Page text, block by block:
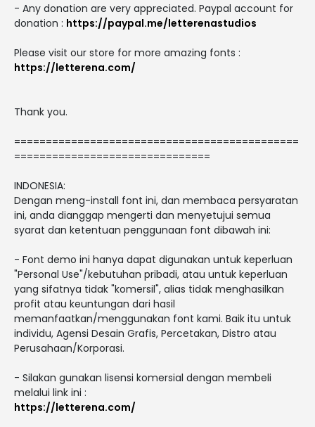
- Any donation are very appreciated. Paypal account for
donation : https://paypal.me/letterenastudios
Please visit our store for more amazing fonts :
https://letterena.com/
Thank you.
=============================================
===============================
INDONESIA:
Dengan meng-install font ini, dan membaca persyaratan
ini, anda dianggap mengerti dan menyetujui semua
syarat dan ketentuan penggunaan font dibawah ini:
- Font demo ini hanya dapat digunakan untuk keperluan
"Personal Use"/kebutuhan pribadi, atau untuk keperluan
yang sifatnya tidak "komersil", alias tidak menghasilkan
profit atau keuntungan dari hasil
memanfaatkan/menggunakan font kami. Baik itu untuk
individu, Agensi Desain Grafis, Percetakan, Distro atau
Perusahaan/Korporasi.
- Silakan gunakan lisensi komersial dengan membeli
melalui link ini :
https://letterena.com/